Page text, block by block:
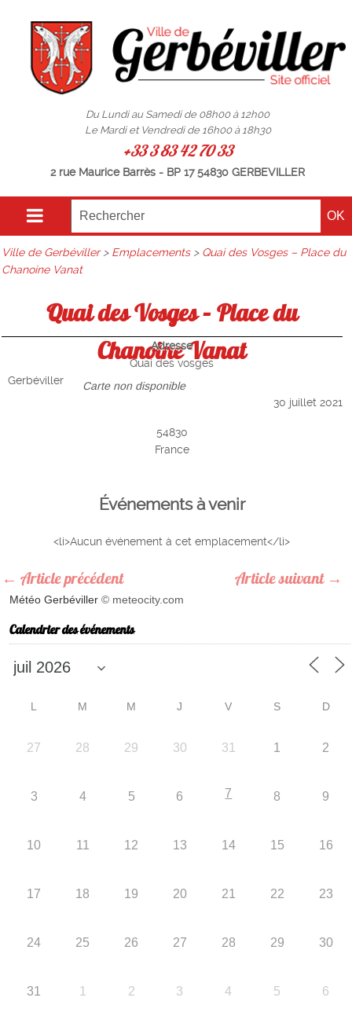
Du Lundi au Samedi de 08h00 à 12h00
Le Mardi et Vendredi de 16h00 à 18h30
+33 3 83 42 70 33
2 rue Maurice Barrès - BP 17 54830 GERBEVILLER
Ville de Gerbéviller> Emplacements> Quai des Vosges – Place du
Chanoine Vanat
Quai des Vosges – Place du
Chanoine Vanat
30 juillet 2021
Carte non disponible
Adresse
Quai des vosges
Gerbéviller
54830
France
Événements à venir
<li>Aucun événement à cet emplacement</li>
← Article précédent Article suivant →
Météo Gerbéviller © meteocity.com
Calendrier des événements
L M M J V S D
27 28 29 30 31 1 2
3 4 5 6 7 8 9
10 11 12 13 14 15 16
17 18 19 20 21 22 23
24 25 26 27 28 29 30
31 1 2 3 4 5 6